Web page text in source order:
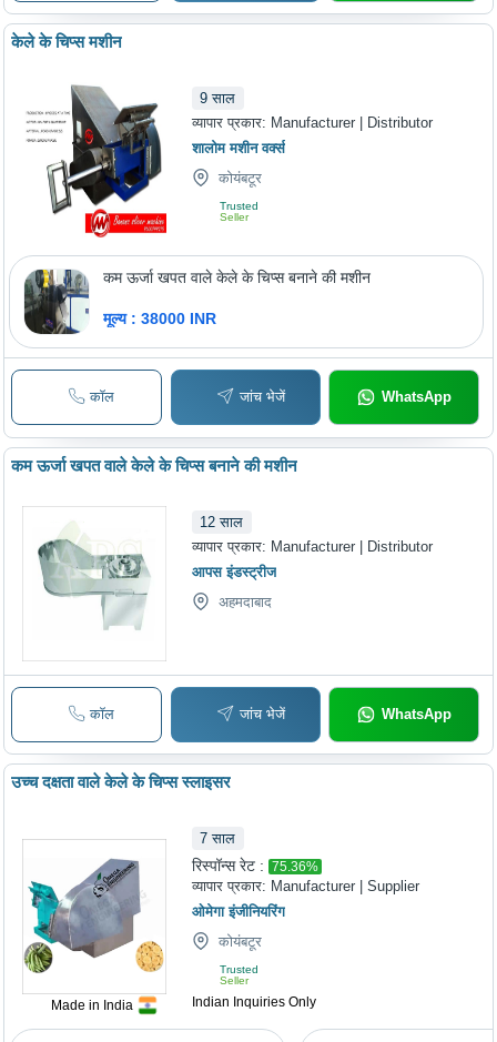
केले के चिप्स मशीन
9 साल
व्यापार प्रकार: Manufacturer | Distributor
शालोम मशीन वर्क्स
कोयंबटूर
Trusted
Seller
कम ऊर्जा खपत वाले केले के चिप्स बनाने की मशीन
मूल्य : 38000 INR
कॉल जांच भेजें WhatsApp
कम ऊर्जा खपत वाले केले के चिप्स बनाने की मशीन
12 साल
व्यापार प्रकार: Manufacturer | Distributor
आपस इंडस्ट्रीज
अहमदाबाद
कॉल जांच भेजें WhatsApp
Made in India
उच्च दक्षता वाले केले के चिप्स स्लाइसर
7 साल
रिस्पॉन्स रेट : 75.36%
व्यापार प्रकार: Manufacturer | Supplier
ओमेगा इंजीनियरिंग
कोयंबटूर
Trusted
Seller
Indian Inquiries Only